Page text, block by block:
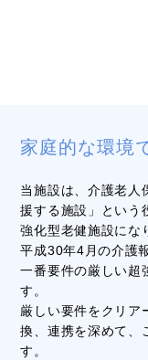
家庭的な環境
当施設は、介護老人
援する施設」という
強化型老健施設にな
平成30年4月の介護
一番要件の厳しい超
す。
厳しい要件をクリア
換、連携を深めて、
す。